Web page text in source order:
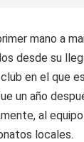
mano a
desde su
club en el que
un año
al
locales.